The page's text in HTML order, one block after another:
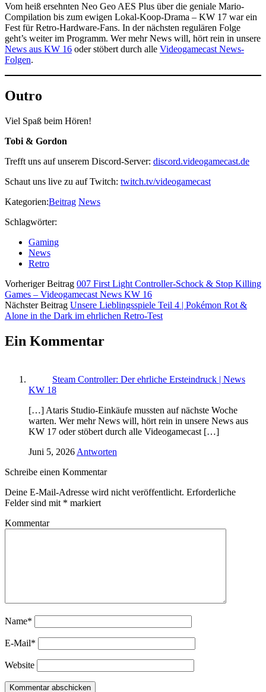
Vom heiß ersehnten Neo Geo AES Plus über die geniale Mario-
Compilation bis zum ewigen Lokal-Koop-Drama – KW 17 war ein
Fest für Retro-Hardware-Fans. In der nächsten regulären Folge
geht’s weiter im Programm. Wer mehr News will, hört rein in unsere
News aus KW 16 oder stöbert durch alle Videogamecast News-
Folgen.
Outro
Viel Spaß beim Hören!
Tobi & Gordon
Trefft uns auf unserem Discord-Server: discord.videogamecast.de
Schaut uns live zu auf Twitch: twitch.tv/videogamecast
Kategorien:Beitrag News
Schlagwörter:
Gaming
News
Retro
Vorheriger Beitrag 007 First Light Controller-Schock & Stop Killing
Games – Videogamecast News KW 16
Nächster Beitrag Unsere Lieblingsspiele Teil 4 | Pokémon Rot &
Alone in the Dark im ehrlichen Retro-Test
Ein Kommentar
Steam Controller: Der ehrliche Ersteindruck | News
KW 18
[…] Ataris Studio-Einkäufe mussten auf nächste Woche
warten. Wer mehr News will, hört rein in unsere News aus
KW 17 oder stöbert durch alle Videogamecast […]
Juni 5, 2026 Antworten
Schreibe einen Kommentar
Deine E-Mail-Adresse wird nicht veröffentlicht. Erforderliche
Felder sind mit * markiert
Kommentar
Name*
E-Mail*
Website